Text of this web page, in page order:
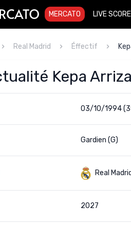
MERCATO LIVE SCORE
Real Madrid Éffectif
Kepa
03/10/1994
Gardien (G)
Real Madrid
2027